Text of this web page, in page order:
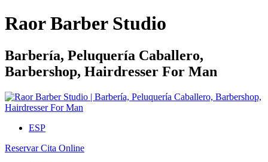
Raor Barber Studio
Barbería, Peluquería Caballero,
Barbershop, Hairdresser For Man
ESP
Reservar Cita Online